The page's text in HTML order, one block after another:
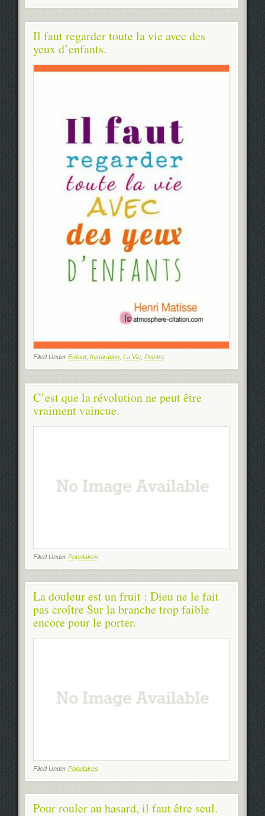
Il faut regarder toute la vie avec des
yeux d’enfants.
Filed Under Enfant, Inspiration, La Vie, Peintre
C’est que la révolution ne peut être
vraiment vaincue.
Filed Under Populaires
La douleur est un fruit : Dieu ne le fait
pas croître Sur la branche trop faible
encore pour le porter.
Filed Under Populaires
Pour rouler au hasard, il faut être seul.